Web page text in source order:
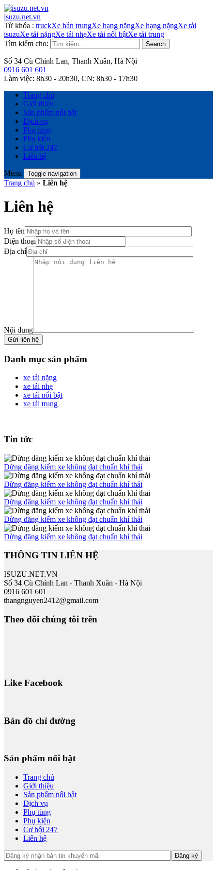
isuzu.net.vn
Từ khóa : truckXe bán trungXe hạng nặngXe hạng nặngXe tải
isuzuXe tải nặngXe tải nhẹXe tải nổi bậtXe tải trung
Tìm kiếm cho:
Search
Số 34 Cù Chính Lan, Thanh Xuân, Hà Nội
0916 601 601
Làm việc: 8h30 - 20h30, CN: 8h30 - 17h30
Trang chủ
Giới thiệu
Sản phẩm nổi bật
Dịch vụ
Phụ tùng
Phụ kiện
Cơ hội 247
Liên hệ
Menu Toggle navigation
Trang chủ » Liên hệ
Liên hệ
Họ tên
Điện thoại
Địa chỉ
Nội dung
Danh mục sản phẩm
xe tải nặng
xe tải nhẹ
xe tải nổi bật
xe tải trung
Tin tức
Dừng đăng kiểm xe không đạt chuẩn khí thải
Dừng đăng kiểm xe không đạt chuẩn khí thải
Dừng đăng kiểm xe không đạt chuẩn khí thải
Dừng đăng kiểm xe không đạt chuẩn khí thải
Dừng đăng kiểm xe không đạt chuẩn khí thải
THÔNG TIN LIÊN HỆ
ISUZU.NET.VN
Số 34 Cù Chính Lan - Thanh Xuân - Hà Nội
0916 601 601
thangnguyen2412@gmail.com
Theo dõi chúng tôi trên
Like Facebook
Bản đồ chỉ đường
Sản phẩm nổi bật
Trang chủ
Giới thiệu
Sản phẩm nổi bật
Dịch vụ
Phụ tùng
Phụ kiện
Cơ hội 247
Liên hệ